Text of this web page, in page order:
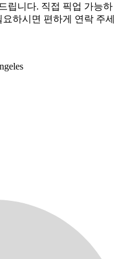
립니다. 직접 픽업 가능하
하시면 편하게 연락 주세